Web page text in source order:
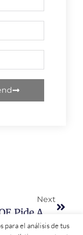
Next
para el análisis de tus